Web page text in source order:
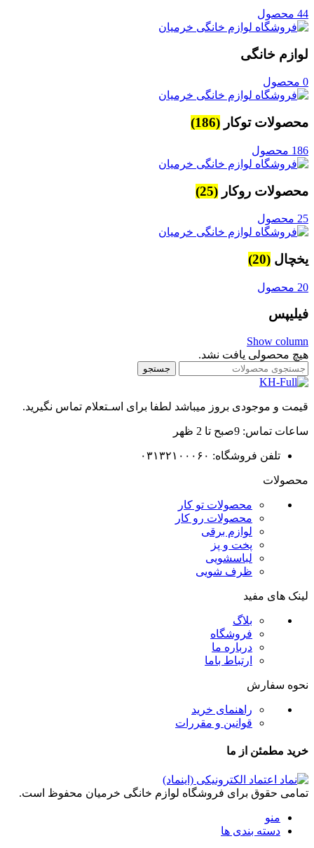
44 محصول
لوازم خانگی
0 محصول
محصولات توکار (186)
186 محصول
محصولات روکار (25)
25 محصول
یخچال (20)
20 محصول
فیلیپس
Show column
هیچ محصولی یافت نشد.
جستجو
قیمت و موجودی بروز میباشد لطفا برای اسـتعلام تماس نگیرید.
ساعات تماس: 9صبح تا 2 ظهر
تلفن فروشگاه: ۰۳۱۳۲۱۰۰۰۶۰
محصولات
محصولات تو کار
محصولات رو کار
لوازم برقی
پخت و پز
لباسشویی
ظرف شویی
لینک های مفید
بلاگ
فروشگاه
درباره ما
ارتباط باما
نحوه سفارش
راهنمای خرید
قوانین و مقررات
خرید مطمئن از ما
تمامی حقوق برای فروشگاه لوازم خانگی خرمیان محفوظ است.
منو
دسته بندی ها